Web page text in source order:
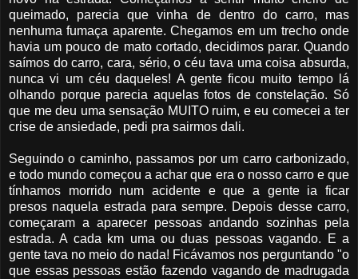
queimado, parecia que vinha de dentro do carro, mas
nenhuma fumaça aparente. Chegamos em um trecho onde
havia um pouco de mato cortado, decidimos parar. Quando
saímos do carro, cara, sério, o céu tava uma coisa absurda,
nunca vi um céu daqueles! A gente ficou muito tempo lá
olhando porque parecia aquelas fotos de constelação. Só
que me deu uma sensação MUITO ruim, e eu comecei a ter
crise de ansiedade, pedi pra sairmos dali.
Seguindo o caminho, passamos por um carro carbonizado,
e todo mundo começou a achar que era o nosso carro e que
tínhamos morrido num acidente e que a gente ia ficar
presos naquela estrada para sempre. Depois desse carro,
começaram a aparecer pessoas andando sozinhas pela
estrada. A cada km uma ou duas pessoas vagando. E a
gente tava no meio do nada! Ficávamos nos perguntando "o
que essas pessoas estão fazendo vagando de madrugada